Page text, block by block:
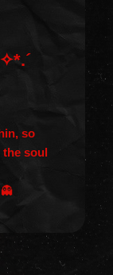
so
soul